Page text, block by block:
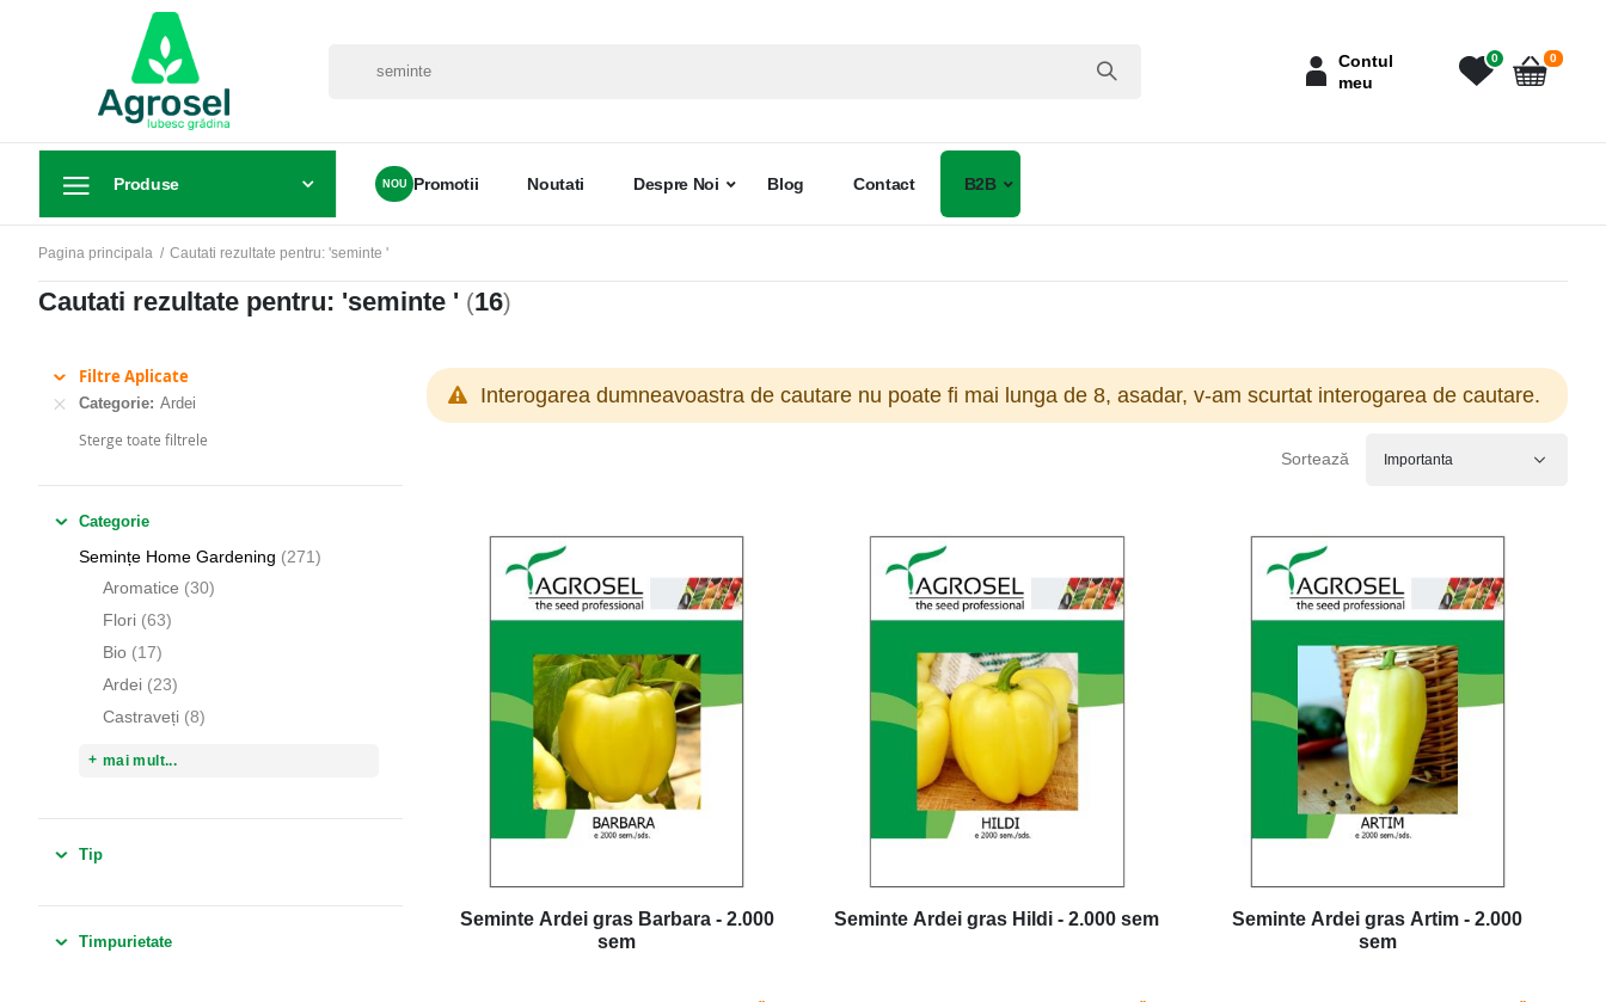
Contul
meu
0
Cart
0articole
Produse Promotii Noutati Despre Noi Blog Contact B2B
Pagina principala Cautati rezultate pentru: 'seminte '
Cautati rezultate pentru: 'seminte ' (16)
Interogarea dumneavoastra de cautare nu poate fi mai lunga de 8, asadar, v-am scurtat interogarea de cautare.
Sortează
Seminte Ardei gras Barbara - 2.000
sem
Seminte Ardei gras Hildi - 2.000 sem
Seminte Ardei gras Artim - 2.000
sem
Filtre Aplicate
Categorie Ardei
Sterge toate filtrele
Categorie
Semințe Home Gardening 271
articole
Aromatice
30
articole
Flori 63
articole
Bio
17
articole
Ardei
23
articole
Castraveți 8
articole
mai mult...
Tip
Timpurietate